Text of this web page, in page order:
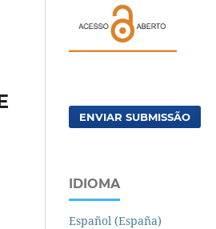
ENVIAR SUBMISSÃO
IDIOMA
Español (España)